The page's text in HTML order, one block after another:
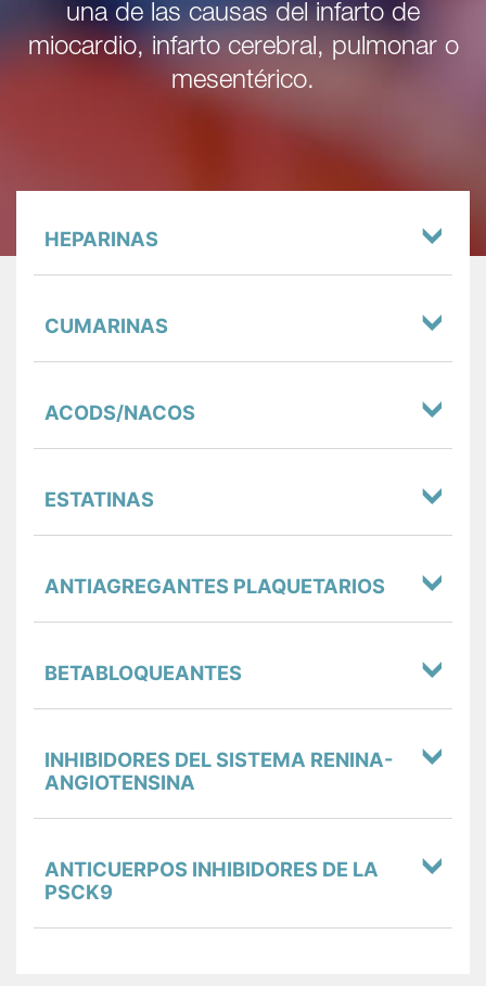
una de las causas del infarto de
miocardio, infarto cerebral, pulmonar o
mesentérico.
HEPARINAS
CUMARINAS
ACODS/NACOS
ESTATINAS
ANTIAGREGANTES PLAQUETARIOS
BETABLOQUEANTES
INHIBIDORES DEL SISTEMA RENINA-
ANGIOTENSINA
ANTICUERPOS INHIBIDORES DE LA
PSCK9